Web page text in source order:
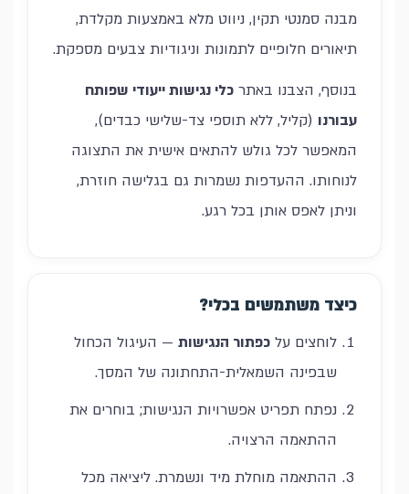
מבנה סמנטי תקין, ניווט מלא באמצעות מקלדת,
תיאורים חלופיים לתמונות וניגודיות צבעים מספקת.
בנוסף, הצבנו באתר כלי נגישות ייעודי שפותח
עבורנו (קליל, ללא תוספי צד-שלישי כבדים),
המאפשר לכל גולש להתאים אישית את התצוגה
לנוחותו. ההעדפות נשמרות גם בגלישה חוזרת,
וניתן לאפס אותן בכל רגע.
כיצד משתמשים בכלי?
לוחצים על כפתור הנגישות — העיגול הכחול
שבפינה השמאלית-התחתונה של המסך.
נפתח תפריט אפשרויות הנגישות; בוחרים את
ההתאמה הרצויה.
ההתאמה מוחלת מיד ונשמרת. ליציאה מכל